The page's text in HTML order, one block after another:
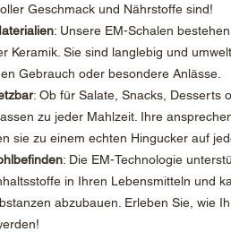
Geschmack und Nährstoffe sind!
: Unsere EM-Schalen
Keramik. Sie sind langlebig und
Gebrauch oder besondere Anlässe.
: Ob für Salate, Snacks, Desserts
zu jeder Mahlzeit. Ihre
sie zu einem echten Hingucker auf
: Die EM-Technologie
in Ihren Lebensmitteln und
abzubauen. Erleben Sie, wie